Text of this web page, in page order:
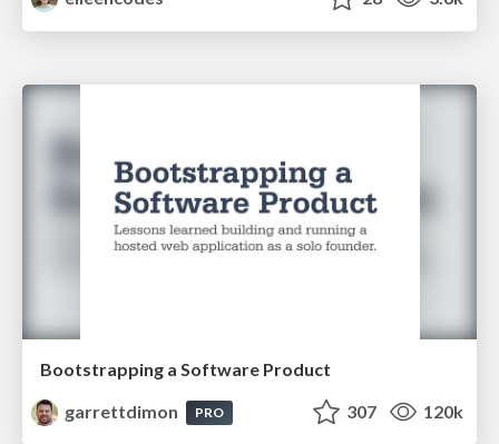
Bootstrapping a Software Product
garrettdimon
PRO 307 120k